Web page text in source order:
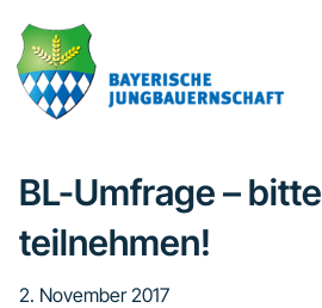
Inhalt
springen
Seitenspalte
springen
Fußzeile
springen
BL-Umfrage – bitte
teilnehmen!
2. November 2017